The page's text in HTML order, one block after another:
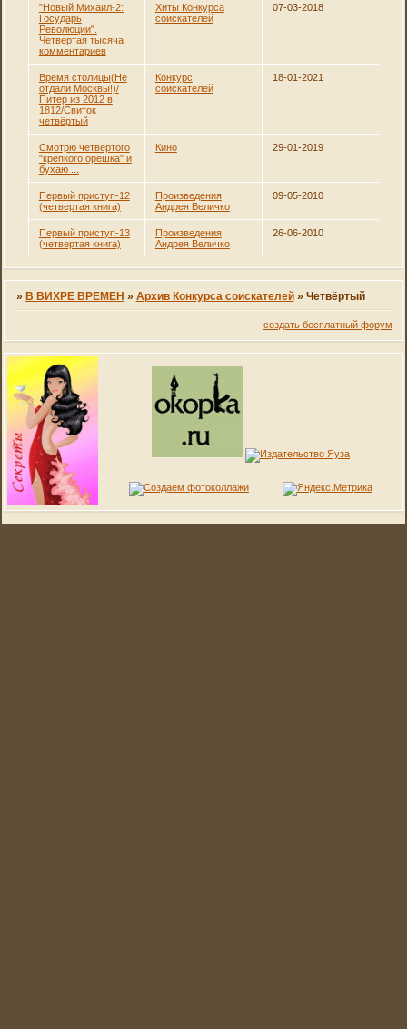
"Новый Михаил-2:
Государь
Революции".
Четвертая тысяча
комментариев
Хиты Конкурса
соискателей
07-03-2018
Время столицы(Не
отдали Москвы!)/
Питер из 2012 в
1812/Свиток
четвёртый
Конкурс
соискателей
18-01-2021
Смотрю четвертого
"крепкого орешка" и
бухаю ...
Кино 29-01-2019
Первый приступ-12
(четвертая книга)
Произведения
Андрея Величко
09-05-2010
Первый приступ-13
(четвертая книга)
Произведения
Андрея Величко
26-06-2010
» В ВИХРЕ ВРЕМЕН » Архив Конкурса соискателей » Четвёртый
создать бесплатный форум